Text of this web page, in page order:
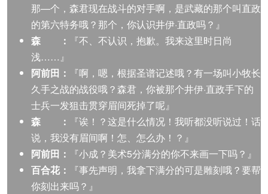
那—个，森君现在战斗的对手啊，是武藏的那个叫直政
的第六特务哦？那个，你认识井伊·直政吗？』
森 ：
『不、不认识，抱歉。我来这里时日尚
浅……』
阿前田：
『啊，嗯，根据圣谱记述哦？有一场叫小牧长
久手之战的战役哦？森君，你被那个井伊·直政手下的
士兵一发狙击贯穿眉间死掉了呢』
森 ：
『诶！？这是什么情况！我听都没听说过！话
说，我没有眉间啊！怎、怎么办！？』
阿前田：
『小成？美术5分满分的你不来画一下吗？』
百合花：
『事先声明，我拿下满分的可是雕刻哦？要帮
你刻出来吗？』